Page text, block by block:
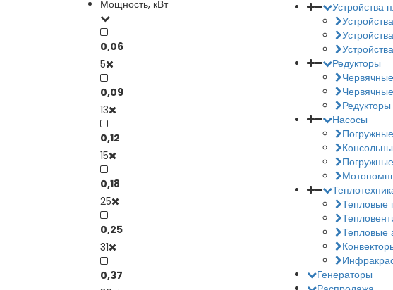
Мощность, кВт
0,06
5
0,09
13
0,12
15
0,18
25
0,25
31
0,37
Устройства
Редукторы
Насосы
Тепловые
Тепловые
Генераторы